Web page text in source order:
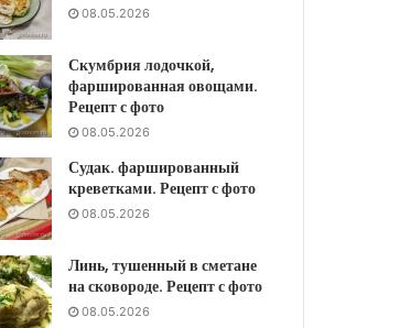
08.05.2026
Скумбрия лодочкой,
фаршированная овощами.
Рецепт с фото
08.05.2026
Судак. фаршированный
креветками. Рецепт с фото
08.05.2026
Линь, тушенный в сметане
на сковороде. Рецепт с фото
08.05.2026